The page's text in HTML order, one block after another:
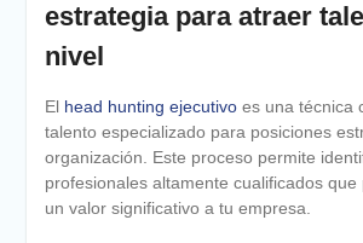
estrategia para atraer
nivel
El head hunting ejecutivoes una técnica
talento especializado para posiciones
organización. Este proceso permite
profesionales altamente cualificados
un valor significativo a tu empresa.